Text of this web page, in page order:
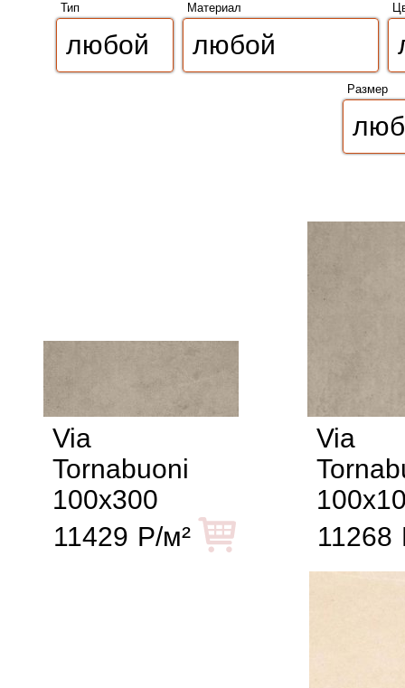
Тип Материал
Размер
Via
Tornabuoni
100x300
11429 Р/м²
Via
11268